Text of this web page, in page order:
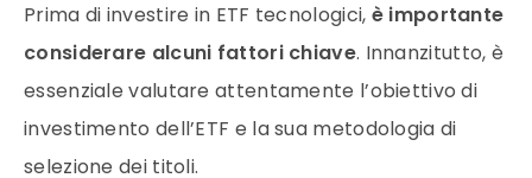
Prima di investire in ETF tecnologici, è importante
considerare alcuni fattori chiave. Innanzitutto, è
essenziale valutare attentamente l’obiettivo di
investimento dell’ETF e la sua metodologia di
selezione dei titoli.